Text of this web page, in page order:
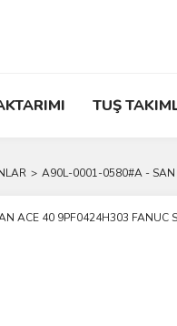
TUŞ
A90L-0001-0580#A - SAN